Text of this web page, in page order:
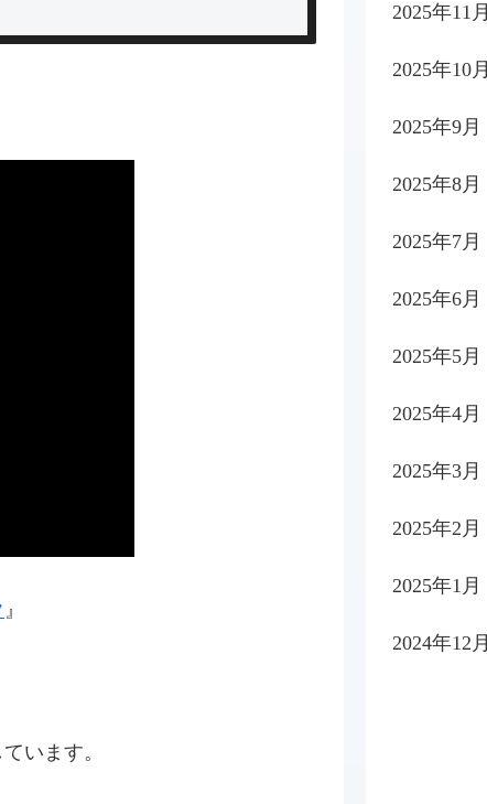
』
います。
2025年11月
2025年10月
2025年9月
2025年8月
2025年7月
2025年6月
2025年5月
2025年4月
2025年3月
2025年2月
2025年1月
2024年12月